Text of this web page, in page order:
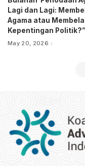
Lagi dan Lagi:
Agama atau Membela
Kepentingan Politik?”
May 20, 2026